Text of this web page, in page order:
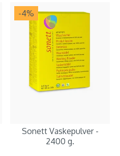
-4%
Sonett Vaskepulver -
2400 g.